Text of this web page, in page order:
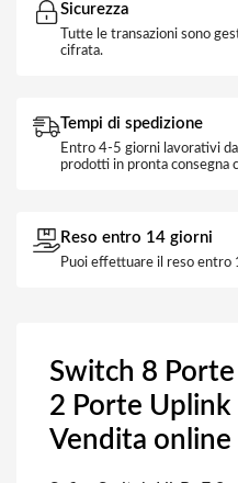
Sicurezza
Tutte le transazioni sono
cifrata.
Tempi di spedizione
Entro 4-5 giorni lavorativi
prodotti in pronta consegna
Reso entro 14 giorni
Puoi effettuare il reso entro
Switch 8
2 Porte
Vendita online